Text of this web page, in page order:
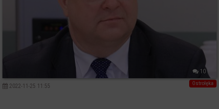
10
Ostrołęka
2022-11-25 11:55